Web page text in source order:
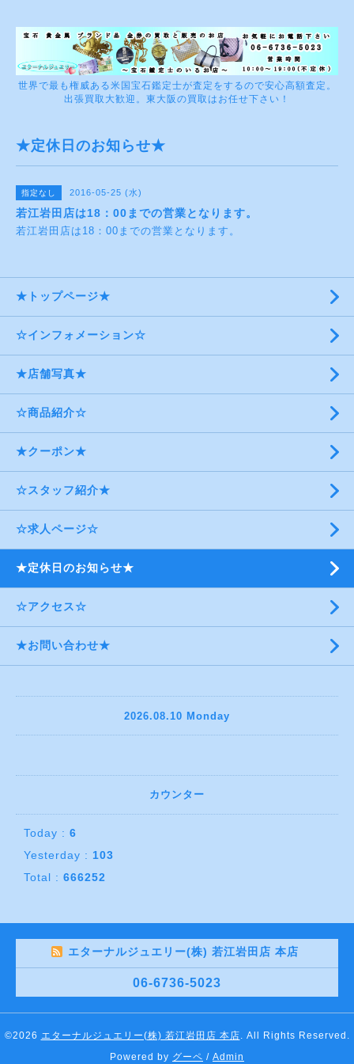
世界で最も権威ある米国宝石鑑定士が査定をするので安心高額査定。
出張買取大歓迎。東大阪の買取はお任せ下さい！
★定休日のお知らせ★
指定なし 2016-05-25 (水)
若江岩田店は18：00までの営業となります。
若江岩田店は18：00までの営業となります。
★トップページ★
☆インフォメーション☆
★店舗写真★
☆商品紹介☆
★クーポン★
☆スタッフ紹介★
☆求人ページ☆
★定休日のお知らせ★
☆アクセス☆
★お問い合わせ★
2026.08.10 Monday
カウンター
Today : 6
Yesterday : 103
Total : 666252
エターナルジュエリー(株) 若江岩田店 本店
06-6736-5023
©2026 エターナルジュエリー(株) 若江岩田店 本店. All Rights Reserved.
Powered by グーペ / Admin